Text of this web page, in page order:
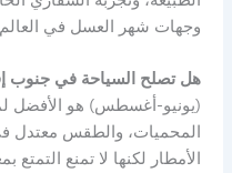
وجهات شهر العسل في
هل تصلح السياحة في جنوب
(يونيو-أغسطس) هو الأفضل
المحميات، والطقس معتدل
الأمطار لكنها لا تمنع التمتع